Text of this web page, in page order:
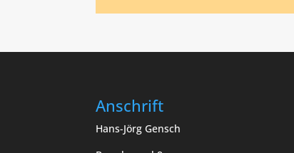
Anschrift
Hans-Jörg Gensch